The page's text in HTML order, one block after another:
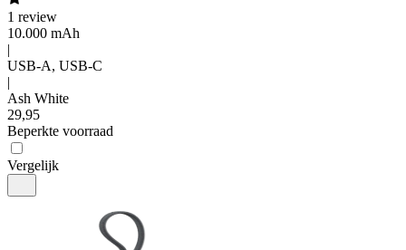
1 review
10.000 mAh
|
USB-A, USB-C
|
Ash White
29,95
Beperkte voorraad
Vergelijk